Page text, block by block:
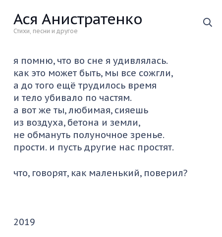
Ася Анистратенко
Стихи, песни и другое
я помню, что во сне я удивлялась.
как это может быть, мы все сожгли,
а до того ещё трудилось время
и тело убивало по частям.
а вот же ты, любимая, сияешь
из воздуха, бетона и земли,
не обмануть полуночное зренье.
прости. и пусть другие нас простят.
что, говорят, как маленький, поверил?
2019